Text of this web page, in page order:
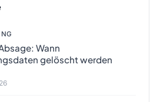
Wann
gelöscht werden